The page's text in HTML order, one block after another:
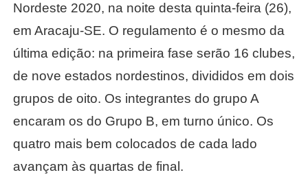
Nordeste 2020, na noite desta quinta-feira (26),
em Aracaju-SE. O regulamento é o mesmo da
última edição: na primeira fase serão 16 clubes,
de nove estados nordestinos, divididos em dois
grupos de oito. Os integrantes do grupo A
encaram os do Grupo B, em turno único. Os
quatro mais bem colocados de cada lado
avançam às quartas de final.